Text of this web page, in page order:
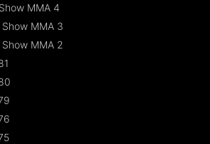
MMA 4
Show MMA 3
Show MMA 2